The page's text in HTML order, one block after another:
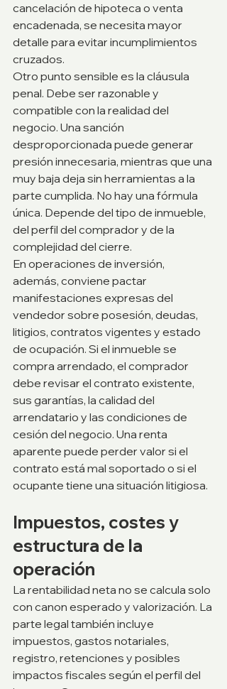
cancelación de hipoteca o venta
encadenada, se necesita mayor
detalle para evitar incumplimientos
cruzados.
Otro punto sensible es la cláusula
penal. Debe ser razonable y
compatible con la realidad del
negocio. Una sanción
desproporcionada puede generar
presión innecesaria, mientras que una
muy baja deja sin herramientas a la
parte cumplida. No hay una fórmula
única. Depende del tipo de inmueble,
del perfil del comprador y de la
complejidad del cierre.
En operaciones de inversión,
además, conviene pactar
manifestaciones expresas del
vendedor sobre posesión, deudas,
litigios, contratos vigentes y estado
de ocupación. Si el inmueble se
compra arrendado, el comprador
debe revisar el contrato existente,
sus garantías, la calidad del
arrendatario y las condiciones de
cesión del negocio. Una renta
aparente puede perder valor si el
contrato está mal soportado o si el
ocupante tiene una situación litigiosa.
Impuestos, costes y
estructura de la
operación
La rentabilidad neta no se calcula solo
con canon esperado y valorización. La
parte legal también incluye
impuestos, gastos notariales,
registro, retenciones y posibles
impactos fiscales según el perfil del